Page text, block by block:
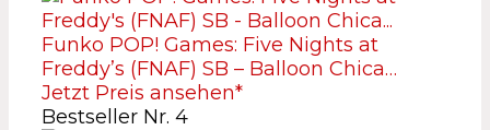
Funko POP! Games: Five Nights at
Freddy’s (FNAF) SB – Balloon Chica…
Jetzt Preis ansehen*
Bestseller Nr. 4